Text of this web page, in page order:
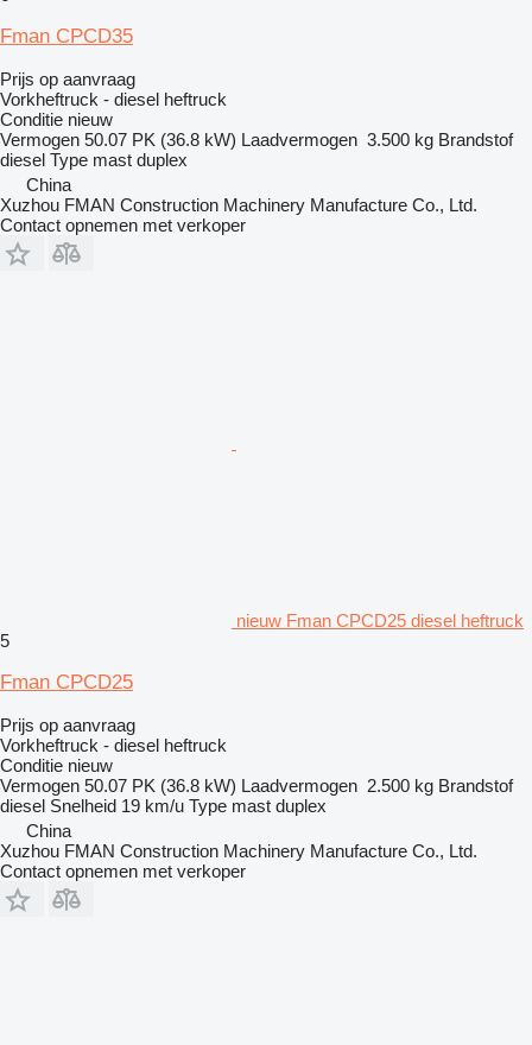
Fman CPCD35
Prijs op aanvraag
Vorkheftruck - diesel heftruck
Conditie nieuw
Vermogen 50.07 PK (36.8 kW) Laadvermogen 3.500 kg Brandstof
diesel Type mast duplex
China
Xuzhou FMAN Construction Machinery Manufacture Co., Ltd.
Contact opnemen met verkoper
nieuw Fman CPCD25 diesel heftruck
5
Fman CPCD25
Prijs op aanvraag
Vorkheftruck - diesel heftruck
Conditie nieuw
Vermogen 50.07 PK (36.8 kW) Laadvermogen 2.500 kg Brandstof
diesel Snelheid 19 km/u Type mast duplex
China
Xuzhou FMAN Construction Machinery Manufacture Co., Ltd.
Contact opnemen met verkoper